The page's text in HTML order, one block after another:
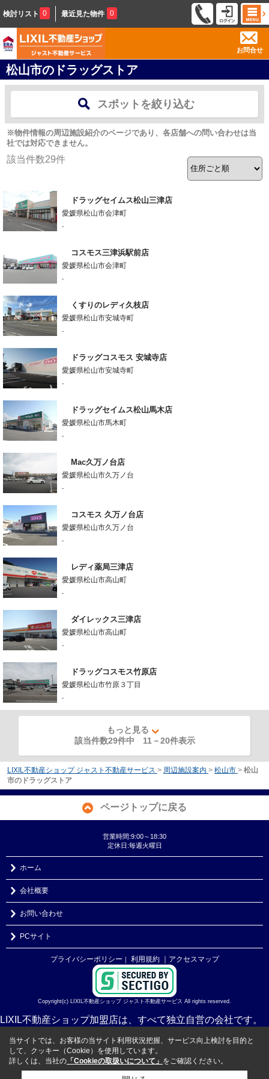
検討リスト 0 最近見た物件 0
お問合せ
松山市のドラッグストア
スポットを絞り込む
※物件情報の周辺施設紹介のページであり、各店舗への問い合わせは当
社では対応できません。
該当件数29件
ドラッグセイムス松山三津店
愛媛県松山市会津町
-
コスモス三津浜駅前店
愛媛県松山市会津町
-
くすりのレディ久枝店
愛媛県松山市安城寺町
-
ドラッグコスモス 安城寺店
愛媛県松山市安城寺町
-
ドラッグセイムス松山馬木店
愛媛県松山市馬木町
-
Mac久万ノ台店
愛媛県松山市久万ノ台
-
コスモス 久万ノ台店
愛媛県松山市久万ノ台
-
レディ薬局三津店
愛媛県松山市高山町
-
ダイレックス三津店
愛媛県松山市高山町
-
ドラッグコスモス竹原店
愛媛県松山市竹原３丁目
-
もっと見る
該当件数29件中 11 －20件表示
LIXIL不動産ショップ ジャスト不動産サービス > 周辺施設案内 > 松山市 > 松山
市のドラッグストア
ページトップに戻る
営業時間:9:00～18:30
定休日:毎週火曜日
ホーム
会社概要
お問い合わせ
PCサイト
プライバシーポリシー ｜ 利用規約 ｜アクセスマップ
Copyright(c) LIXIL不動産ショップ ジャスト不動産サービス All rights reserved.
LIXIL不動産ショップ加盟店は、すべて独立自営の会社です。
当サイトでは、お客様の当サイト利用状況把握、サービス向上検討を目的と
して、クッキー（Cookie）を使用しています。
詳しくは、当社の 「Cookieの取扱いについて」 をご確認ください。